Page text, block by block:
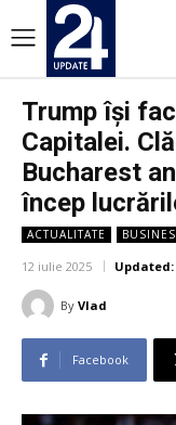
Trump își
Capitalei.
Bucharest
încep
ACTUALITATE
12 iulie 2025 Updated:
By Vlad
Facebook